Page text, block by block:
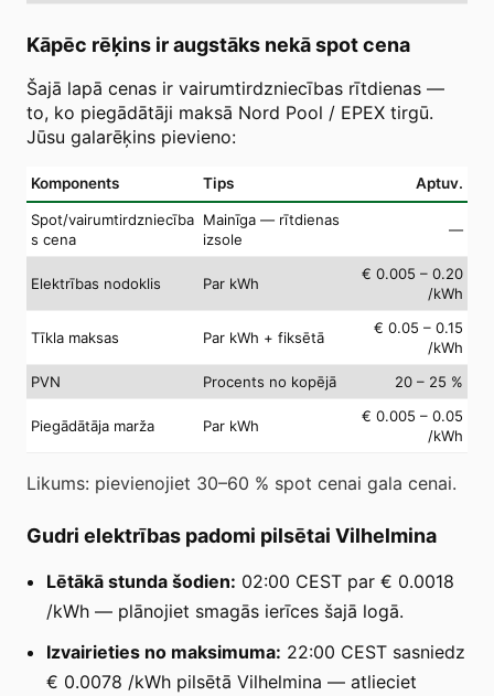
Kāpēc rēķins ir augstāks nekā spot cena
Šajā lapā cenas ir vairumtirdzniecības rītdienas —
to, ko piegādātāji maksā Nord Pool / EPEX tirgū.
Jūsu galarēķins pievieno:
Komponents Tips Aptuv.
Spot/vairumtirdzniecība
s cena
Mainīga — rītdienas
izsole
—
Elektrības nodoklis Par kWh
€ 0.005 – 0.20
/kWh
Tīkla maksas Par kWh + fiksētā
€ 0.05 – 0.15
/kWh
PVN
Procents no kopējā 20 – 25 %
Piegādātāja marža Par kWh
€ 0.005 – 0.05
/kWh
Likums: pievienojiet 30–60 % spot cenai gala cenai.
Gudri elektrības padomi pilsētai Vilhelmina
Lētākā stunda šodien: 02:00 CEST par € 0.0018
/kWh — plānojiet smagās ierīces šajā logā.
Izvairieties no maksimuma: 22:00 CEST sasniedz
€ 0.0078 /kWh pilsētā Vilhelmina — atlieciet